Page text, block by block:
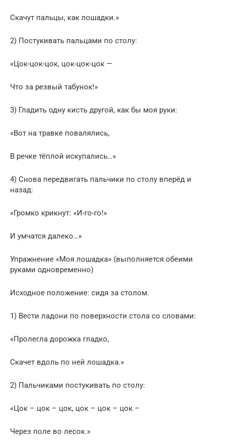
Скачут пальцы, как лошадки.»
2) Постукивать пальцами по столу:
«Цок-цок-цок, цок-цок-цок —
Что за резвый табунок!»
3) Гладить одну кисть другой, как бы моя руки:
«Вот на травке повалялись,
В речке тёплой искупались…»
4) Снова передвигать пальчики по столу вперёд и
назад:
«Громко крикнут: «И-го-го!»
И умчатся далеко…»
Упражнение «Моя лошадка» (выполняется обеими
руками одновременно)
Исходное положение: сидя за столом.
1) Вести ладони по поверхности стола со словами:
«Пролегла дорожка гладко,
Скачет вдоль по ней лошадка.»
2) Пальчиками постукивать по столу:
«Цок – цок – цок, цок – цок – цок –
Через поле во лесок.»